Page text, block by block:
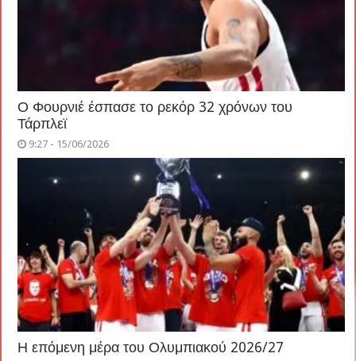
Ο Φουρνιέ έσπασε το ρεκόρ 32 χρόνων του
Τάρπλεϊ
9:27 - 15/06/2026
Η επόμενη μέρα του Ολυμπιακού 2026/27